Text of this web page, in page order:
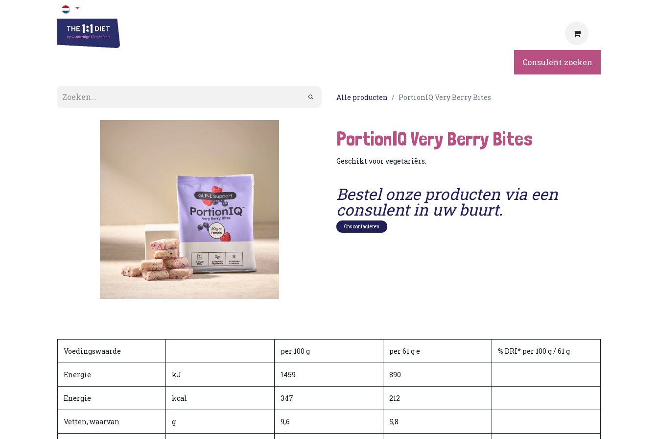
Consulent zoeken
Alle producten PortionIQ Very Berry Bites
PortionIQ Very Berry Bites
Geschikt voor vegetariërs.
Bestel onze producten via een
consulent in uw buurt.
Ons contacteren
Voedingswaarde per 100 g per 61 g e % DRI* per 100 g / 61 g
Energie kJ 1459 890
Energie kcal 347 212
Vetten, waarvan g 9,6 5,8